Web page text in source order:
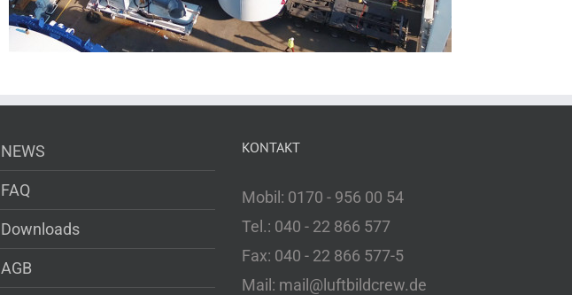
NEWS
FAQ
Downloads
AGB
KONTAKT
Mobil: 0170 - 956 00 54
Tel.: 040 - 22 866 577
Fax: 040 - 22 866 577-5
Mail: mail@luftbildcrew.de